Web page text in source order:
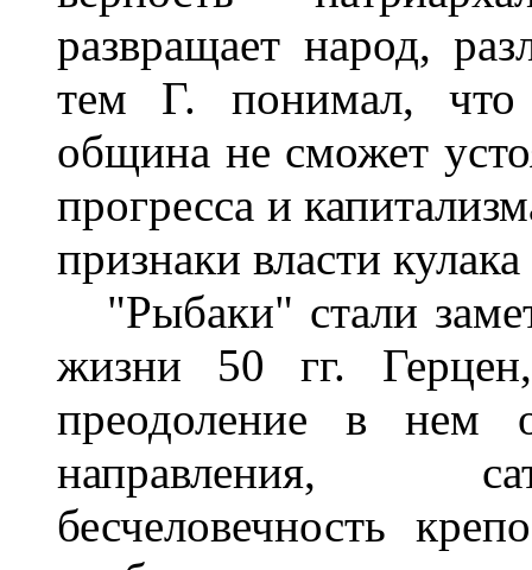
развращает народ,
тем Г. понимал, что
община не сможет
прогресса и
признаки власти
"Рыбаки" стали
жизни 50 гг.
преодоление в нем
направления,
бесчеловечность